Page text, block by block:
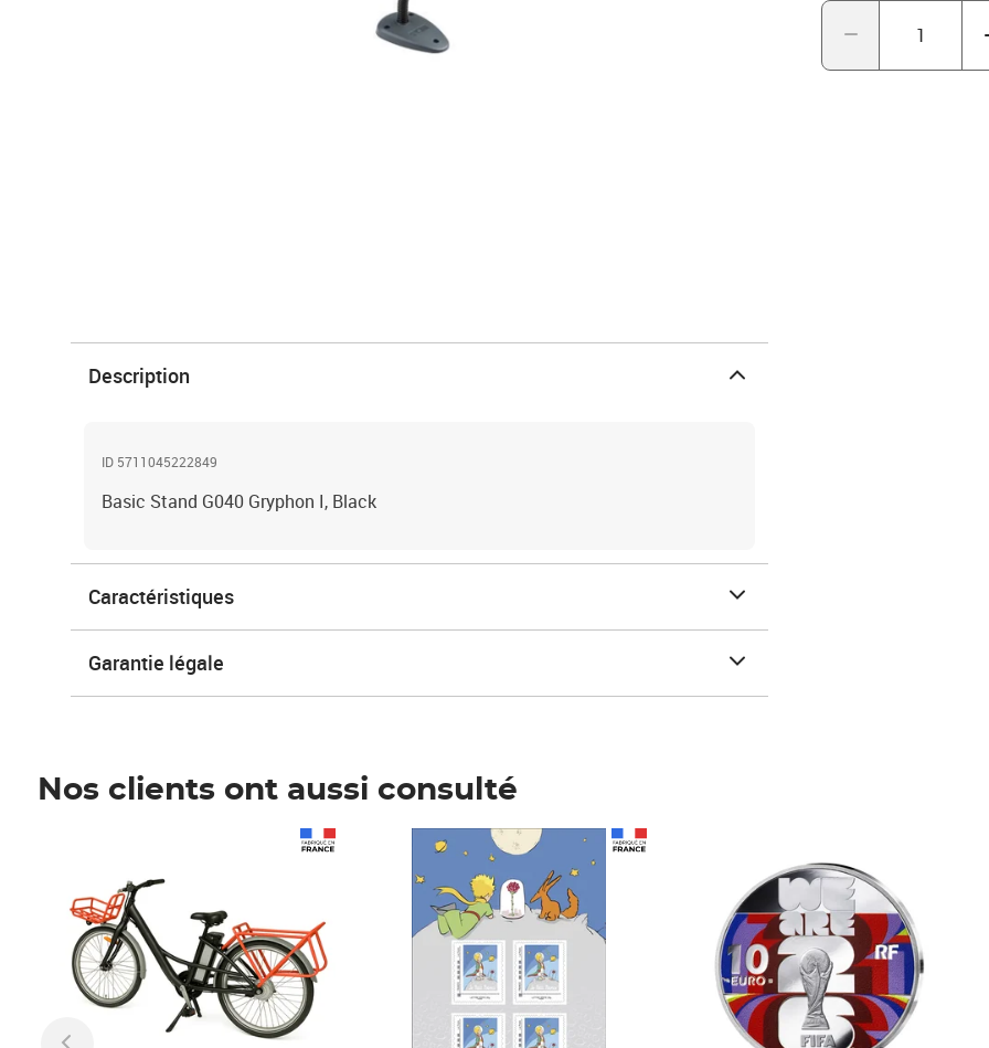
Description
ID 5711045222849
Basic Stand G040 Gryphon I, Black
Caractéristiques
Garantie légale
Nos clients ont aussi consulté
Prix 7,50€